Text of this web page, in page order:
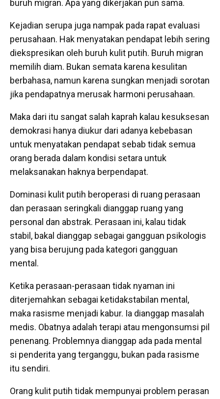
buruh migran. Apa yang dikerjakan pun sama.
Kejadian serupa juga nampak pada rapat evaluasi
perusahaan. Hak menyatakan pendapat lebih sering
diekspresikan oleh buruh kulit putih. Buruh migran
memilih diam. Bukan semata karena kesulitan
berbahasa, namun karena sungkan menjadi sorotan
jika pendapatnya merusak harmoni perusahaan.
Maka dari itu sangat salah kaprah kalau kesuksesan
demokrasi hanya diukur dari adanya kebebasan
untuk menyatakan pendapat sebab tidak semua
orang berada dalam kondisi setara untuk
melaksanakan haknya berpendapat.
Dominasi kulit putih beroperasi di ruang perasaan
dan perasaan seringkali dianggap ruang yang
personal dan abstrak. Perasaan ini, kalau tidak
stabil, bakal dianggap sebagai gangguan psikologis
yang bisa berujung pada kategori gangguan
mental.
Ketika perasaan-perasaan tidak nyaman ini
diterjemahkan sebagai ketidakstabilan mental,
maka rasisme menjadi kabur. Ia dianggap masalah
medis. Obatnya adalah terapi atau mengonsumsi pil
penenang. Problemnya dianggap ada pada mental
si penderita yang terganggu, bukan pada rasisme
itu sendiri.
Orang kulit putih tidak mempunyai problem perasan